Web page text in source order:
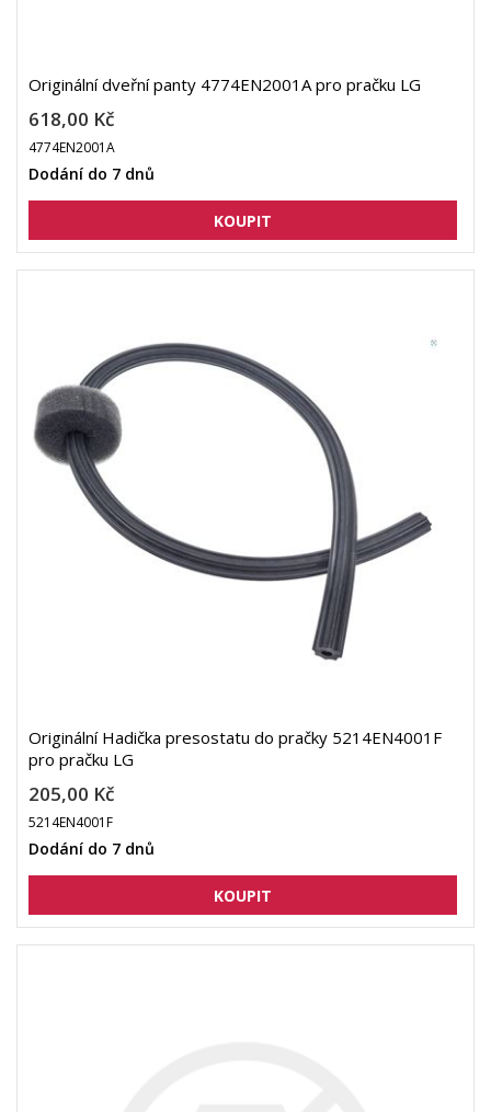
Originální dveřní panty 4774EN2001A pro pračku LG
618,00 Kč
4774EN2001A
Dodání do 7 dnů
Originální Hadička presostatu do pračky 5214EN4001F
pro pračku LG
205,00 Kč
5214EN4001F
Dodání do 7 dnů